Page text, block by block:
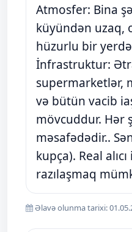
Atmosfer: Bina
küyündən uzaq,
hüzurlu bir yerdə
İnfrastruktur:
supermarketlər,
və bütün vacib
mövcuddur. Hər
məsafədədir..
kupça). Real
razılaşmaq
Əlavə olunma tarixi: